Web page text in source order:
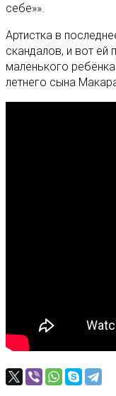
себе»».
Артистка в
скандалов, и вот ей
маленького
летнего сына